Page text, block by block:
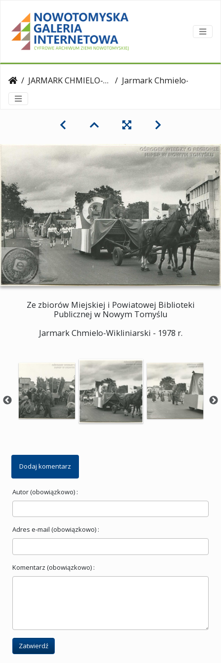
JARMARK CHMIELO-WIKLINIARSKI Jarmark Chmielo-Wikliniarski - 1978 r.
Ze zbiorów Miejskiej i Powiatowej Biblioteki
Publicznej w Nowym Tomyślu
Jarmark Chmielo-Wikliniarski - 1978 r.
Dodaj komentarz
Autor (obowiązkowo) :
Adres e-mail (obowiązkowo) :
Komentarz (obowiązkowo) :
Zatwierdź